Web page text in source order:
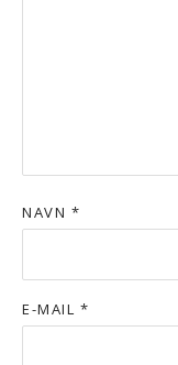
NAVN *
E-MAIL *